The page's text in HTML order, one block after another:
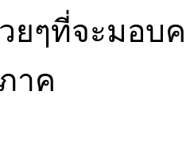
ยๆที่จะมอ
าค